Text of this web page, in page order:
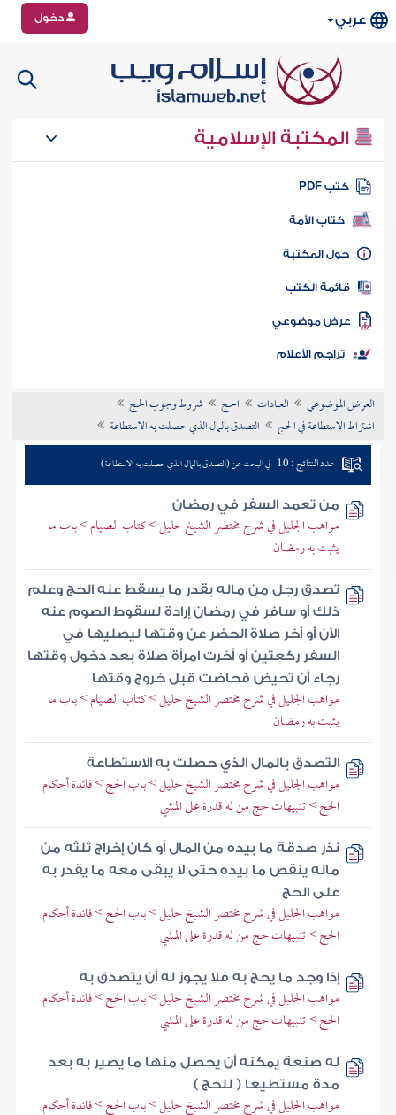
عربي دخول
المكتبة الإسلامية
كتب PDF
كتاب الأمة
المكتبة
الكتب
موضوعي
تراجم الأعلام
العرض الموضوعي العبادات الحج
شروط وجوب الحج
اشتراط الاستطاعة في الحج
التصدق بالمال الذي حصلت به الاستطاعة
عدد النتائج : 10 في البحث عن (التصدق بالمال الذي حصلت به الاستطاعة)
من تعمد السفر في رمضان
مواهب الجليل في شرح مختصر الشيخ خليل > كتاب الصيام > باب ما
يثبت به رمضان
تصدق رجل من ماله بقدر ما يسقط عنه الحج وعلم
ذلك أو سافر في رمضان إرادة لسقوط الصوم عنه
الآن أو أخر صلاة الحضر عن وقتها ليصليها في
السفر ركعتين أو أخرت امرأة صلاة بعد دخول وقتها
رجاء أن تحيض فحاضت قبل خروج وقتها
مواهب الجليل في شرح مختصر الشيخ خليل > كتاب الصيام > باب ما
يثبت به رمضان
التصدق بالمال الذي حصلت به الاستطاعة
مواهب الجليل في شرح مختصر الشيخ خليل > باب الحج > فائدة أحكام
الحج > تنبيهات حج من له قدرة على المشي
نذر صدقة ما بيده من المال أو كان إخراج ثلثه من
ماله ينقص ما بيده حتى لا يبقى معه ما يقدر به
على الحج
مواهب الجليل في شرح مختصر الشيخ خليل > باب الحج > فائدة أحكام
الحج > تنبيهات حج من له قدرة على المشي
إذا وجد ما يحج به فلا يجوز له أن يتصدق به
مواهب الجليل في شرح مختصر الشيخ خليل > باب الحج > فائدة أحكام
الحج > تنبيهات حج من له قدرة على المشي
له صنعة يمكنه أن يحصل منها ما يصير به بعد
مدة مستطيعا ( للحج )
مواهب الجليل في شرح مختصر الشيخ خليل > باب الحج > فائدة أحكام